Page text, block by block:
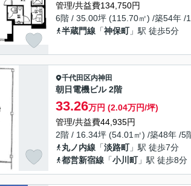
管理/共益費134,750円
6階 / 35.00坪 (115.70㎡) /築54年 /
半蔵門線 「神保町」駅 徒歩5分
千代田区内神田
朝日電機ビル 2階
33.26万円 (2.04万円/坪)
管理/共益費44,935円
2階 / 16.34坪 (54.01㎡) /築48年 /5
丸ノ内線 「淡路町」駅 徒歩7分
都営新宿線 「小川町」駅 徒歩8分